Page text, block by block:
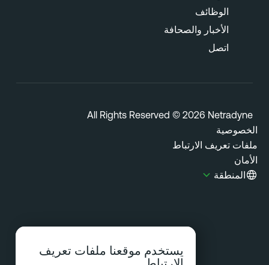
الوظائف
الأخبار والصحافة
اتصل
All Rights Reserved © 2026
تعريف الارتباط
المنطقة
يستخدم موقعنا ملفات تعريف